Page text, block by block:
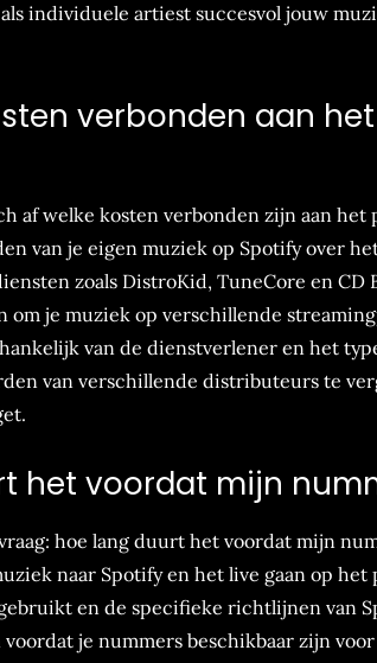
individuele artiest succesvol jouw
verbonden aan
af welke kosten verbonden zijn aan
van je eigen muziek op Spotify over
zoals DistroKid, TuneCore en CD
om je muziek op verschillende
van de dienstverlener en het
van verschillende distributeurs te
het voordat mijn
hoe lang duurt het voordat mijn
naar Spotify en het live gaan op
en de specifieke richtlijnen van
je nummers beschikbaar zijn